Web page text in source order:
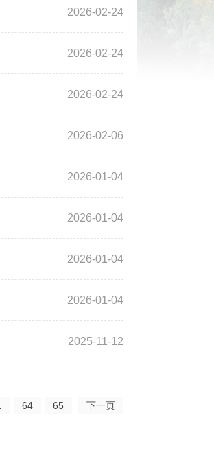
2026-02-24
2026-02-24
2026-02-24
2026-02-06
2026-01-04
2026-01-04
2026-01-04
2026-01-04
2025-11-12
64 65 下一页